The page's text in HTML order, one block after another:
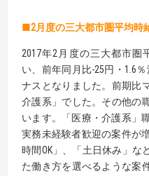
■2月度の三大都市圏平均時
2017年2月度の三大都市圏
い、前年同月比-25円・1.6
ナスとなりました。前期比
介護系」でした。その他の
います。「医療・介護系」
実務未経験者歓迎の案件が
時間OK」、「土日休み」な
た働き方を選べるような案